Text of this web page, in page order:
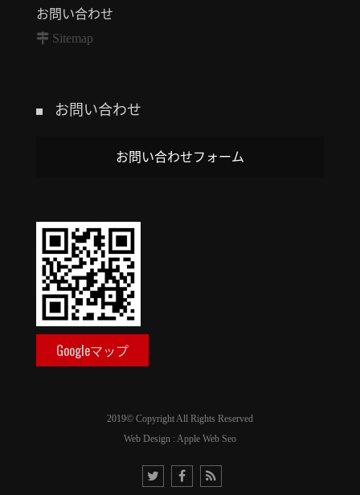
お問い合わせ
Sitemap
お問い合わせ
お問い合わせフォーム
Googleマップ
2019© Copyright All Rights Reserved
Web Design : Apple Web Seo